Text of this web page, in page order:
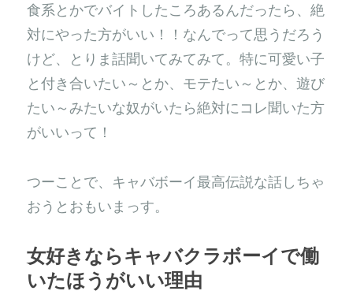
食系とかでバイトしたころあるんだったら、絶
対にやった方がいい！！なんでって思うだろう
けど、とりま話聞いてみてみて。特に可愛い子
と付き合いたい～とか、モテたい～とか、遊び
たい～みたいな奴がいたら絶対にコレ聞いた方
がいいって！
つーことで、キャバボーイ最高伝説な話しちゃ
おうとおもいまっす。
女好きならキャバクラボーイで働
いたほうがいい理由